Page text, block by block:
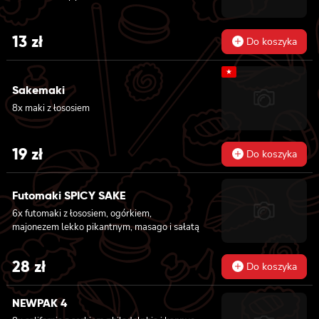
13 zł Do koszyka
Sakemaki
8x maki z łososiem
★
19 zł Do koszyka
Futomaki SPICY SAKE
6x futomaki z łososiem, ogórkiem,
majonezem lekko pikantnym, masago i sałatą
28zł Do koszyka
NEWPAK 4